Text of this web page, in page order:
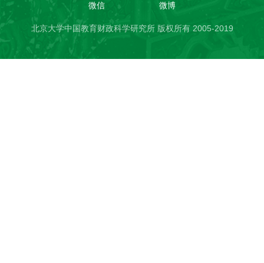
微信 微博
北京大学中国教育财政科学研究所 版权所有 2005-2019